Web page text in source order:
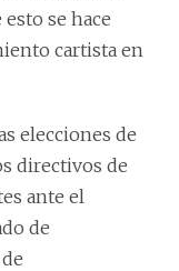
se hace
cartista en
elecciones de
directivos de
ante el
de